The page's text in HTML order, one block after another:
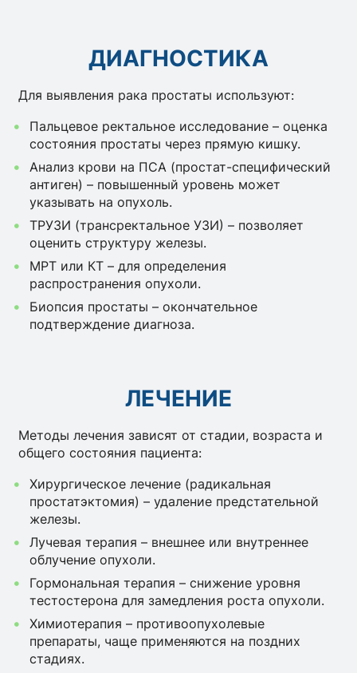
ДИАГНОСТИКА
Для выявления рака простаты используют:
Пальцевое ректальное исследование – оценка
состояния простаты через прямую кишку.
Анализ крови на ПСА (простат-специфический
антиген) – повышенный уровень может
указывать на опухоль.
ТРУЗИ (трансректальное УЗИ) – позволяет
оценить структуру железы.
МРТ или КТ – для определения
распространения опухоли.
Биопсия простаты – окончательное
подтверждение диагноза.
ЛЕЧЕНИЕ
Методы лечения зависят от стадии, возраста и
общего состояния пациента:
Хирургическое лечение (радикальная
простатэктомия) – удаление предстательной
железы.
Лучевая терапия – внешнее или внутреннее
облучение опухоли.
Гормональная терапия – снижение уровня
тестостерона для замедления роста опухоли.
Химиотерапия – противоопухолевые
препараты, чаще применяются на поздних
стадиях.